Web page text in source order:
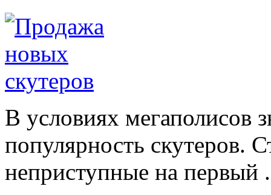
В условиях мегаполисов
популярность скутеров.
неприступные на первый